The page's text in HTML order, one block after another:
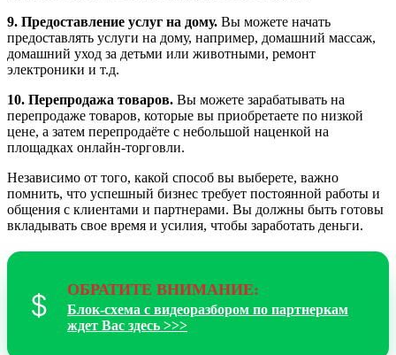
9. Предоставление услуг на дому. Вы можете начать
предоставлять услуги на дому, например, домашний массаж,
домашний уход за детьми или животными, ремонт
электроники и т.д.
10. Перепродажа товаров. Вы можете зарабатывать на
перепродаже товаров, которые вы приобретаете по низкой
цене, а затем перепродаёте с небольшой наценкой на
площадках онлайн-торговли.
Независимо от того, какой способ вы выберете, важно
помнить, что успешный бизнес требует постоянной работы и
общения с клиентами и партнерами. Вы должны быть готовы
вкладывать свое время и усилия, чтобы заработать деньги.
ОБРАТИТЕ ВНИМАНИЕ:
Блок-схема с видеоразбором по партнеркам
ждет Вас здесь >>>